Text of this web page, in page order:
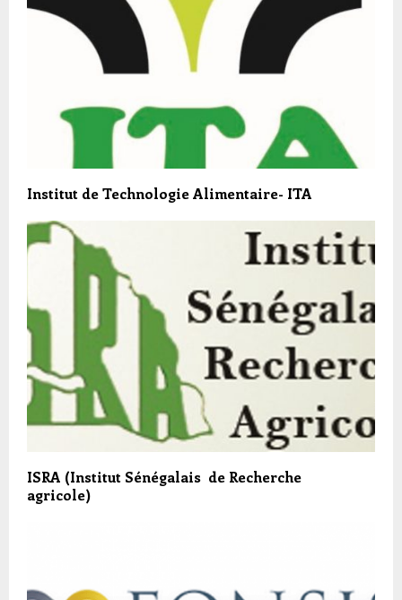
Institut de Technologie Alimentaire- ITA
ISRA (Institut Sénégalais de Recherche
agricole)